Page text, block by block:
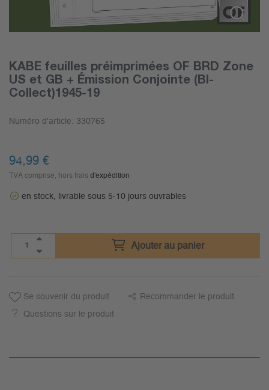
KABE feuilles préimprimées OF BRD Zone
US et GB + Émission Conjointe (BI-
Collect)1945-19
Numéro d'article: 330765
94,99 €
TVA comprise, hors frais d'expédition
en stock, livrable sous 5-10 jours ouvrables
Ajouter au panier
Se souvenir du produit Recommander le produit
Questions sur le produit